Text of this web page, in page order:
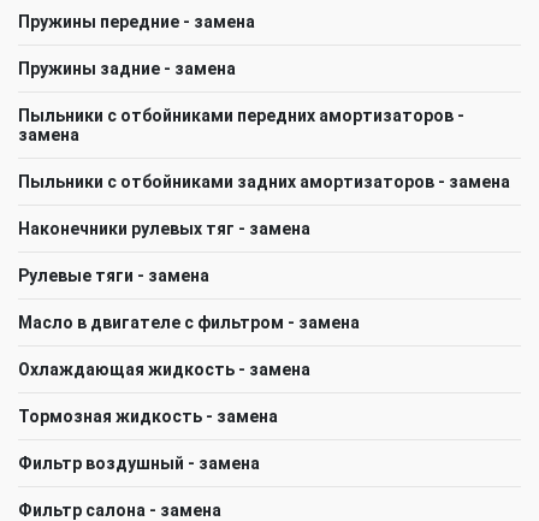
Пружины передние - замена
Пружины задние - замена
Пыльники с отбойниками передних амортизаторов -
замена
Пыльники с отбойниками задних амортизаторов - замена
Наконечники рулевых тяг - замена
Рулевые тяги - замена
Масло в двигателе с фильтром - замена
Охлаждающая жидкость - замена
Тормозная жидкость - замена
Фильтр воздушный - замена
Фильтр салона - замена